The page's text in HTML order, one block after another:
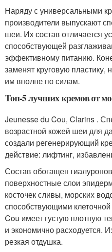
Наряду с универсальными
производители выпускают
шеи. Их состав отличается
способствующей
эффективному питанию.
заменят круговую пластику,
им вполне по силам.
Топ-5 лучших кремов от
Jeunesse du Cou, Clarins .
возрастной кожей шеи для
создали регенерирующий
действие: лифтинг,
Состав обогащен
поверхностные слои
косточек сливы, морских
способствующими
Cou имеет густую плотную
и экономично расходуется.
резкая отдушка.